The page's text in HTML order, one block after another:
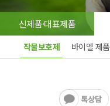
신제품·대표제품
작물보호제 바이엘 제품